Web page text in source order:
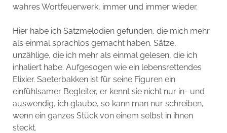
wahres Wortfeuerwerk, immer und immer wieder.
Hier habe ich Satzmelodien gefunden, die mich mehr
als einmal sprachlos gemacht haben. Sätze,
unzählige, die ich mehr als einmal gelesen, die ich
inhaliert habe. Aufgesogen wie ein lebensrettendes
Elixier. Saeterbakken ist für seine Figuren ein
einfühlsamer Begleiter, er kennt sie nicht nur in- und
auswendig, ich glaube, so kann man nur schreiben,
wenn ein ganzes Stück von einem selbst in ihnen
steckt.